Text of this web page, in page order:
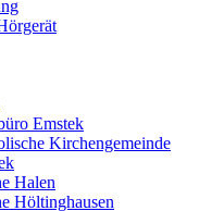
Emstek
Kirchengemeinde
Halen
Höltinghausen